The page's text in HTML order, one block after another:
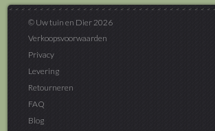
© Uw tuin en Dier 2026
Verkoopsvoorwaarden
Privacy
Levering
Retourneren
FAQ
Blog